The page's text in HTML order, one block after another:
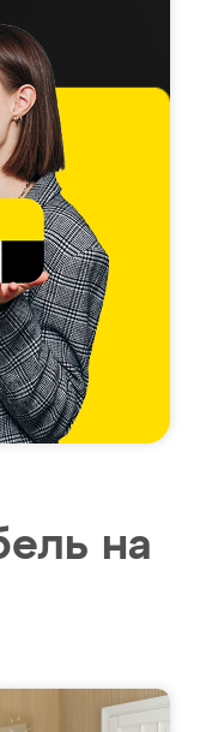
на